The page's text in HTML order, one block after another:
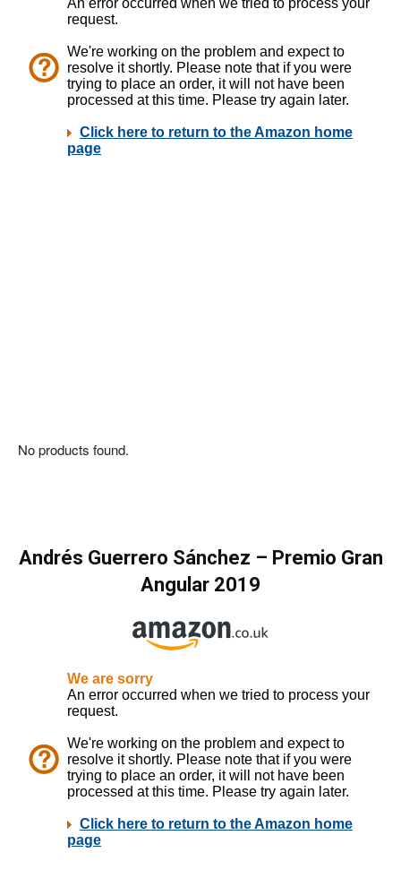
No products found.
Andrés Guerrero Sánchez – Premio Gran
Angular 2019